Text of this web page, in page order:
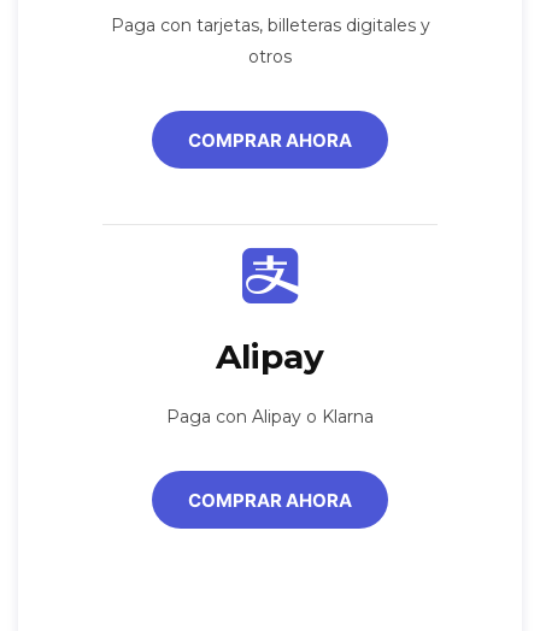
Paga con tarjetas, billeteras digitales y
otros
COMPRAR AHORA
Alipay
Paga con Alipay o Klarna
COMPRAR AHORA